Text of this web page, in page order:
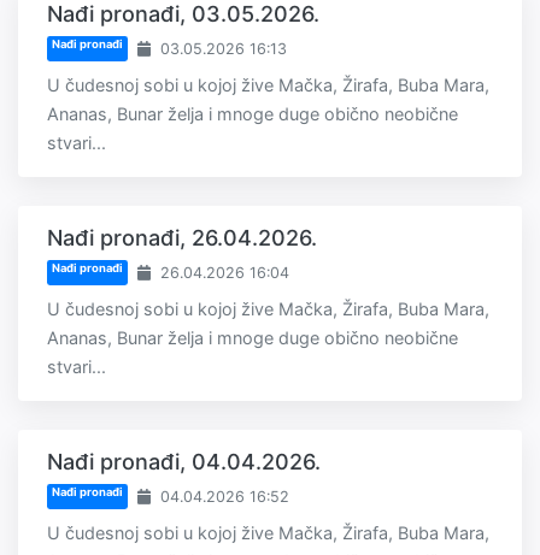
Nađi pronađi, 03.05.2026.
Nađi pronađi 03.05.2026 16:13
U čudesnoj sobi u kojoj žive Mačka, Žirafa, Buba Mara,
Ananas, Bunar želja i mnoge duge obično neobične
stvari...
Nađi pronađi, 26.04.2026.
Nađi pronađi 26.04.2026 16:04
U čudesnoj sobi u kojoj žive Mačka, Žirafa, Buba Mara,
Ananas, Bunar želja i mnoge duge obično neobične
stvari...
Nađi pronađi, 04.04.2026.
Nađi pronađi 04.04.2026 16:52
U čudesnoj sobi u kojoj žive Mačka, Žirafa, Buba Mara,